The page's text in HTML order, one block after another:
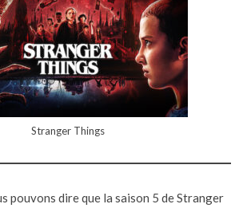
Stranger Things
pouvons dire que la saison 5 de Stranger